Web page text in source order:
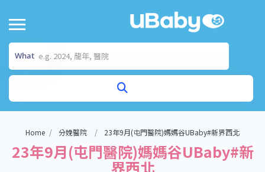
What
Home 分娩醫院 23年9月(屯門醫院)媽媽谷UBaby#新界西北
23年9月(屯門醫院)媽媽谷UBaby#新
界西北